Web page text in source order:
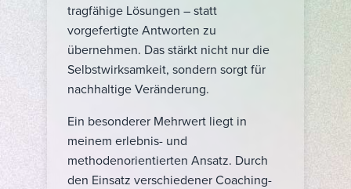
tragfähige Lösungen – statt
vorgefertigte Antworten zu
übernehmen. Das stärkt nicht nur die
Selbstwirksamkeit, sondern sorgt für
nachhaltige Veränderung.
Ein besonderer Mehrwert liegt in
meinem erlebnis- und
methodenorientierten Ansatz. Durch
den Einsatz verschiedener Coaching-